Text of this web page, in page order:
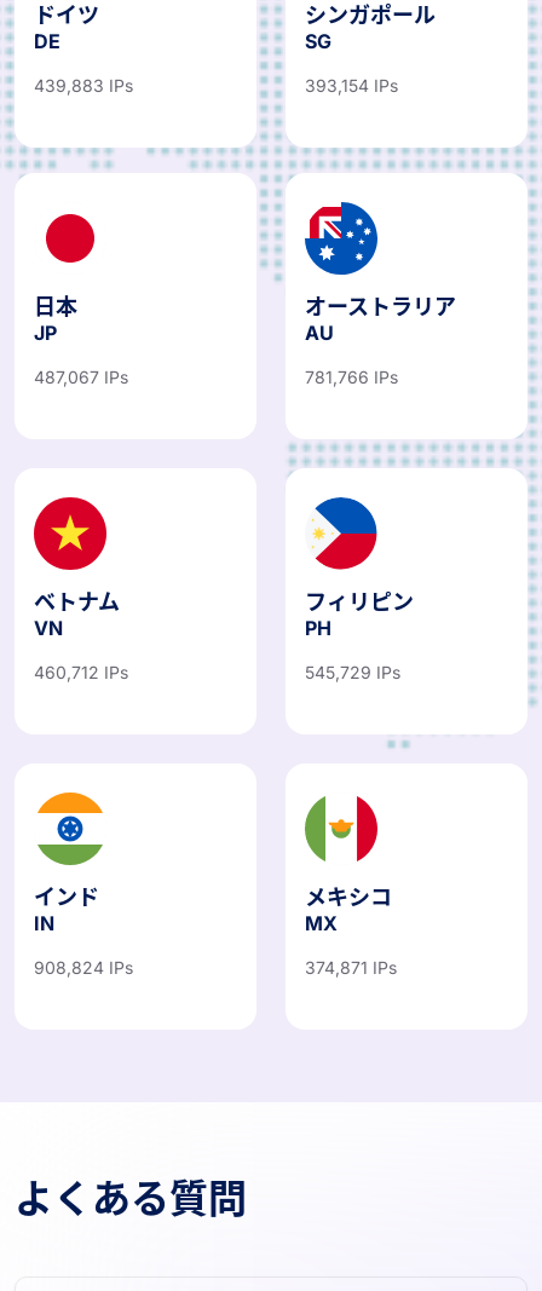
ドイツ
DE
439,883 IPs
シンガポール
SG
393,154 IPs
日本
JP
487,067 IPs
オーストラリア
AU
781,766 IPs
ベトナム
VN
460,712 IPs
フィリピン
PH
545,729 IPs
インド
IN
908,824 IPs
メキシコ
MX
374,871 IPs
よくある質問